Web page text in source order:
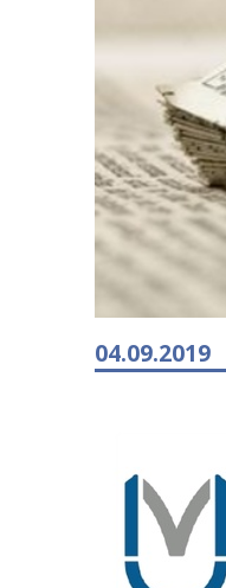
04.09.2019